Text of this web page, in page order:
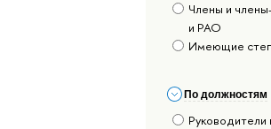
Члены и
и РАО
Имеющие
По должностям
Руководители